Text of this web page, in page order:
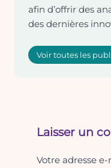
afin d’offrir des
des dernières
Voir toutes les
Laisser un
Votre adresse